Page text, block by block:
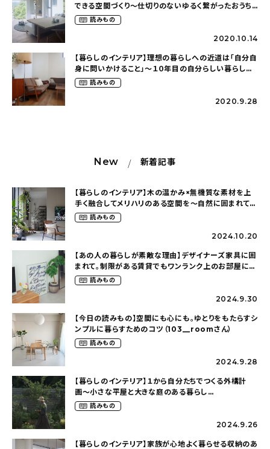
できる空間づくり〜仕切りのないゆるく繋がったおうち
（olney.03さん）
読みもの
2020.10.14
【暮らしのインテリア】理想の暮らしへの近道は「自分自
身に問いかけること」～１０年目の自分らしい暮らし
（sario.lsさん）
読みもの
2020.9.28
New 新着記事
【暮らしのインテリア】木の温かみ×無機質な素材を上
手く融合してメリハリのある空間を〜自然に囲まれて暮
らす（ki_no_ieさん）
読みもの
2024.10.20
【あの人の暮らしが素敵な理由】デザイナーズ家具に囲
まれて。制限がある賃貸でもワンランク上のお部屋に〜
狭くても好きな暮らしのこと（_____chika708さん）
読みもの
2024.9.30
【今日の読みもの】空間にも心にも。ゆとりをもたらすシ
ンプルに暮らすためのコツ（103__roomさん）
読みもの
2024.9.28
【暮らしのインテリア】１から自分たちでつくる外構計
画〜小さな平屋と大きな庭のある暮らし
（tsumikiniwaさん）
読みもの
2024.9.26
【暮らしのインテリア】家族が心地よく暮らせる収納のあ